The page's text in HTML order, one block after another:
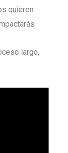
quieren
largo,